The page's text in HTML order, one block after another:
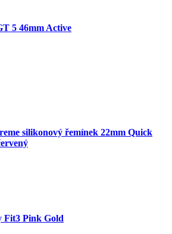
5 46mm Active
silikonový řemínek 22mm Quick
Fit3 Pink Gold